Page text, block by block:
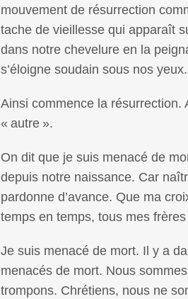
mouvement de résurrection
tache de vieillesse qui apparaît
dans notre chevelure en la
s’éloigne soudain sous nos yeux.
Ainsi commence la résurrection.
« autre ».
On dit que je suis menacé de
depuis notre naissance. Car
pardonne d’avance. Que ma
temps en temps, tous mes
Je suis menacé de mort. Il y a
menacés de mort. Nous
trompons. Chrétiens, nous ne